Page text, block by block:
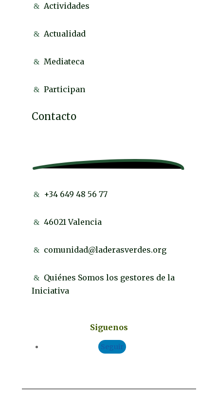
Actividades
Actualidad
Mediateca
Participan
Contacto
+34 649 48 56 77
46021 Valencia
comunidad@laderasverdes.org
Quiénes Somos los gestores de la
Iniciativa
Siguenos
Seguir